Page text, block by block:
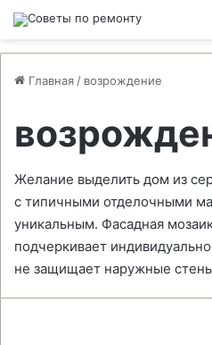
Главная / возрождение
Желание выделить дом из
с типичными отделочными
уникальным. Фасадная
подчеркивает
не защищает наружные